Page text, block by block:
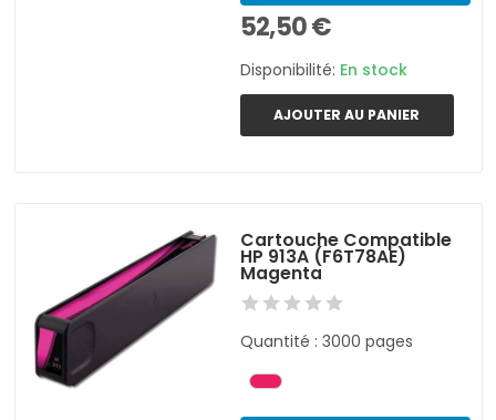
52,50 €
Disponibilité: En stock
AJOUTER AU PANIER
Cartouche Compatible
HP 913A (F6T78AE)
Magenta
Quantité : 3000 pages